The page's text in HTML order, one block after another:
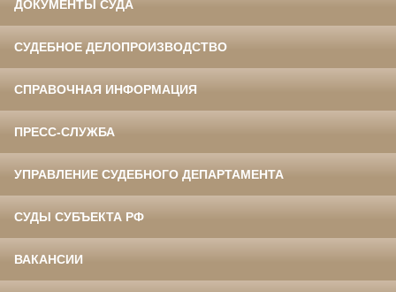
ДОКУМЕНТЫ СУДА
СУДЕБНОЕ ДЕЛОПРОИЗВОДСТВО
СПРАВОЧНАЯ ИНФОРМАЦИЯ
ПРЕСС-СЛУЖБА
УПРАВЛЕНИЕ СУДЕБНОГО ДЕПАРТАМЕНТА
СУДЫ СУБЪЕКТА РФ
ВАКАНСИИ